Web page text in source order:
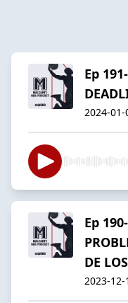
Ep
2024-01-
Ep
DE
2023-12-